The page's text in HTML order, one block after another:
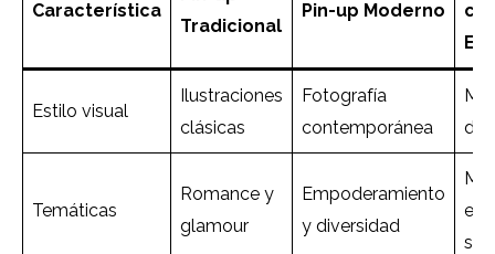
Característica
Tradicional
Pin-up Moderno
Estilo visual
Ilustraciones
clásicas
Fotografía
contemporánea
Temáticas
Romance y
glamour
Empoderamiento
y diversidad